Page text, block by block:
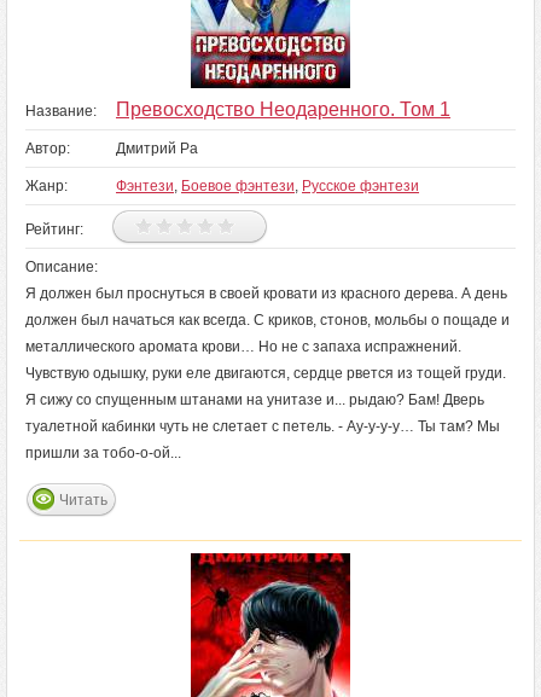
Название: Превосходство Неодаренного. Том 1
Автор: Дмитрий Ра
Жанр: Фэнтези, Боевое фэнтези, Русское фэнтези
Рейтинг:
Описание:
Я должен был проснуться в своей кровати из красного дерева. А день
должен был начаться как всегда. С криков, стонов, мольбы о пощаде и
металлического аромата крови… Но не с запаха испражнений.
Чувствую одышку, руки еле двигаются, сердце рвется из тощей груди.
Я сижу со спущенным штанами на унитазе и... рыдаю? Бам! Дверь
туалетной кабинки чуть не слетает с петель. - Ау-у-у-у… Ты там? Мы
пришли за тобо-о-ой...
Читать